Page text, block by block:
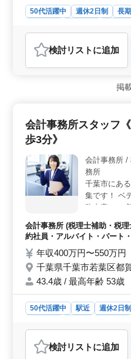
な環境です
＾
50代活躍中 週休2日制 長期
おすすめポイント
＜経験・資格の優遇条件＞
計事務所での経験が5年以
応募を期待しています。特
的に採用しており、経験を
計ソフトを用いて、正確か
少人数の事務所ならではの
すさ＞ 週3日からの勤務が
休むことができます。また
支給など、福利厚生も整っ
ワークライフバランスを重
検討リスト に追加
掲
会計事務所スタッフ
歩3分》
会計事務所 / 税理士補助・税理士・税理士事
務所
千葉市にあ
集です！ ベ
務内容＞ ・
導、会計監
業務 ・各種
談業務 ・会
・相続対策
イス など ＜
カ ・社会保
お待ちして
会計事務所 (税理士補助・税
約社員・アルバイト・パート
年収400万円〜550万円
千葉県千葉市若葉区都
43.4歳 / 最高年齢 53歳
50代活躍中 駅近 週休2日制
会計事
おすすめポイント
検討リスト に追加